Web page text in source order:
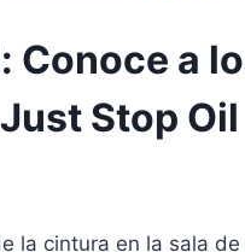
Conoce a
Stop Oil
la cintura en la sala